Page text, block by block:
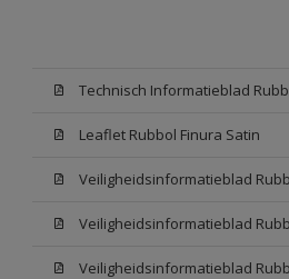
Leaflet Rubbol Finura Satin